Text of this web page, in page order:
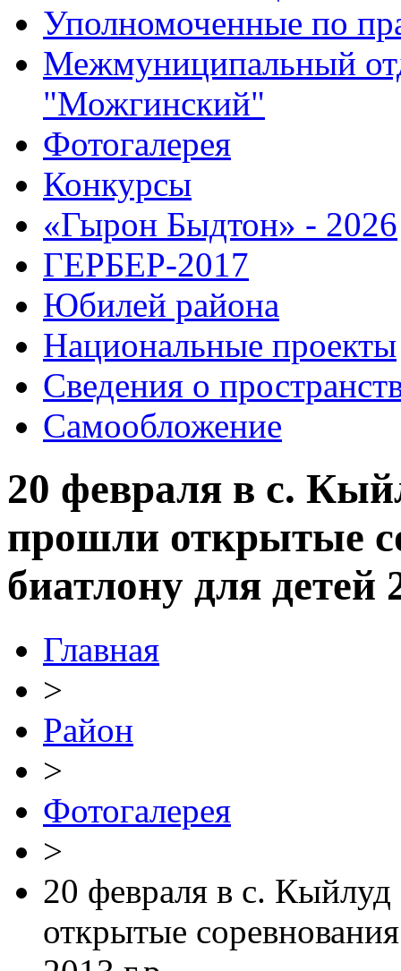
Уполномоченные по
Межмуниципальный
"Можгинский"
Фотогалерея
Конкурсы
«Гырон Быдтон» - 2026
ГЕРБЕР-2017
Юбилей района
Национальные проекты
Сведения о
Самообложение
20 февраля в с.
прошли открытые
биатлону для детей
Главная
>
Район
>
Фотогалерея
>
20 февраля в с.
открытые